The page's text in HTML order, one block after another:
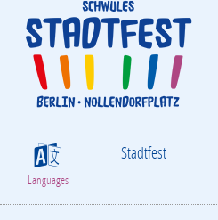
S
Languages
Stadtfest